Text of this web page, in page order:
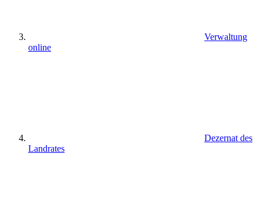
Verwaltung
online
Dezernat des
Landrates